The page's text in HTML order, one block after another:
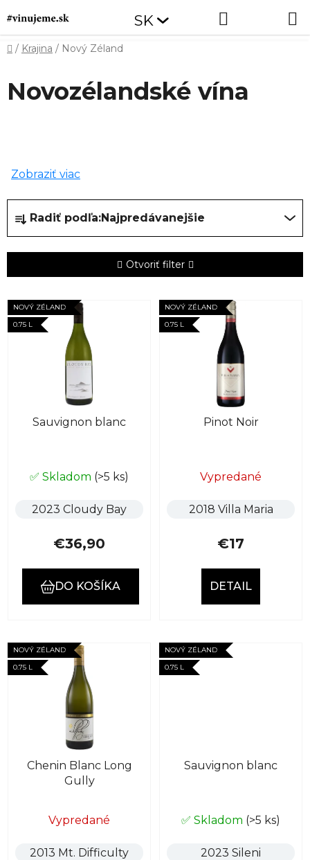
na
obsah
SK
Domov
/ Krajina / Nový Zéland
Novozélandské vína
Zobraziť viac
a
d
n
i
e
p
Radiť podľa:Najpredávanejšie
Otvoriť filter
V
ý
p
NOVÝ ZÉLAND
0.75 L
Sauvignon blanc
✅ Skladom (>5 ks)
2023 Cloudy Bay
€36,90
DO KOŠÍKA
NOVÝ ZÉLAND
0.75 L
Pinot Noir
Vypredané
2018 Villa Maria
€17
DETAIL
NOVÝ ZÉLAND
0.75 L
Chenin Blanc Long
Gully
Vypredané
2013 Mt. Difficulty
NOVÝ ZÉLAND
0.75 L
Sauvignon blanc
hodnotenie
produktu
✅ Skladom (>5 ks)
2023 Sileni